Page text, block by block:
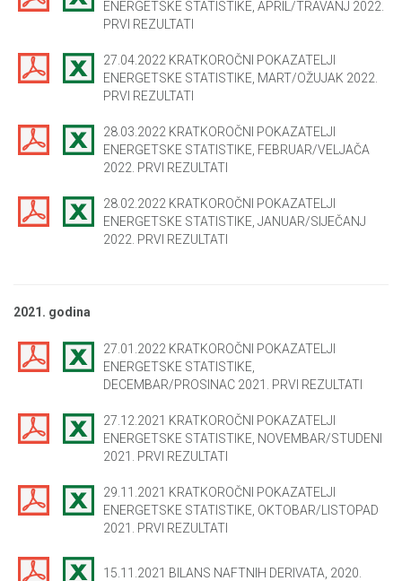
ENERGETSKE STATISTIKE, APRIL/TRAVANJ 2022.
PRVI REZULTATI
27.04.2022 KRATKOROČNI POKAZATELJI
ENERGETSKE STATISTIKE, MART/OŽUJAK 2022.
PRVI REZULTATI
28.03.2022 KRATKOROČNI POKAZATELJI
ENERGETSKE STATISTIKE, FEBRUAR/VELJAČA
2022. PRVI REZULTATI
28.02.2022 KRATKOROČNI POKAZATELJI
ENERGETSKE STATISTIKE, JANUAR/SIJEČANJ
2022. PRVI REZULTATI
2021. godina
27.01.2022 KRATKOROČNI POKAZATELJI
ENERGETSKE STATISTIKE,
DECEMBAR/PROSINAC 2021. PRVI REZULTATI
27.12.2021 KRATKOROČNI POKAZATELJI
ENERGETSKE STATISTIKE, NOVEMBAR/STUDENI
2021. PRVI REZULTATI
29.11.2021 KRATKOROČNI POKAZATELJI
ENERGETSKE STATISTIKE, OKTOBAR/LISTOPAD
2021. PRVI REZULTATI
15.11.2021 BILANS NAFTNIH DERIVATA, 2020.